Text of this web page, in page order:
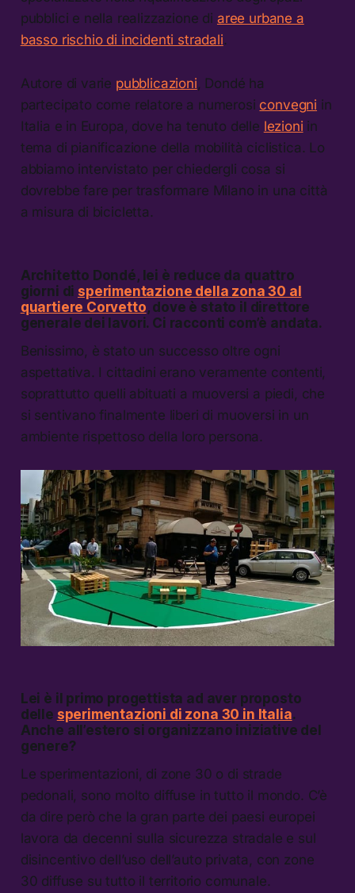
pubblici e nella realizzazione di aree urbane a
basso rischio di incidenti stradali.
Autore di varie pubblicazioni , Dondé ha
partecipato come relatore a numerosi convegni in
Italia e in Europa, dove ha tenuto delle lezioni in
tema di pianificazione della mobilità ciclistica. Lo
abbiamo intervistato per chiedergli cosa si
dovrebbe fare per trasformare Milano in una città
a misura di bicicletta.
Architetto Dondé, lei è reduce da quattro
giorni di sperimentazione della zona 30 al
quartiere Corvetto, dove è stato il direttore
generale dei lavori. Ci racconti com’è andata.
Benissimo, è stato un successo oltre ogni
aspettativa. I cittadini erano veramente contenti,
soprattutto quelli abituati a muoversi a piedi, che
si sentivano finalmente liberi di muoversi in un
ambiente rispettoso della loro persona.
Lei è il primo progettista ad aver proposto
delle sperimentazioni di zona 30 in Italia.
Anche all’estero si organizzano iniziative del
genere?
Le sperimentazioni, di zone 30 o di strade
pedonali, sono molto diffuse in tutto il mondo. C’è
da dire però che la gran parte dei paesi europei
lavora da decenni sulla sicurezza stradale e sul
disincentivo dell’uso dell’auto privata, con zone
30 diffuse su tutto il territorio comunale.